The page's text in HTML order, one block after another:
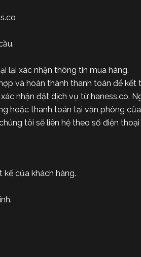
lại xác nhận thông tin mua hàng.
và hoàn thành thanh toán để kết
nhận đặt dịch vụ từ haness.co.
hoặc thanh toán tại văn phòng
tôi sẽ liên hệ theo số điện
kế của khách hàng.